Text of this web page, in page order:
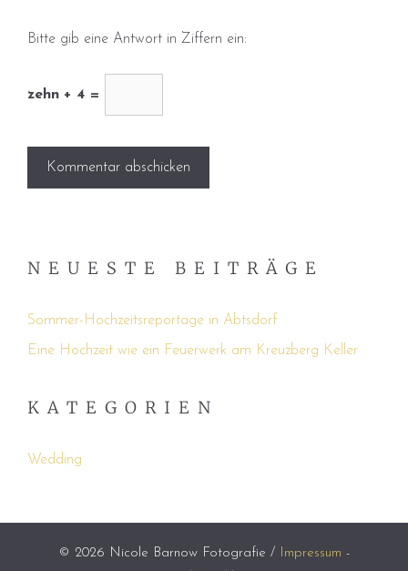
Bitte gib eine Antwort in Ziffern ein:
zehn + 4 =
NEUESTE BEITRÄGE
Sommer-Hochzeitsreportage in Abtsdorf
Eine Hochzeit wie ein Feuerwerk am Kreuzberg Keller
KATEGORIEN
Wedding
© 2026 Nicole Barnow Fotografie / Impressum -